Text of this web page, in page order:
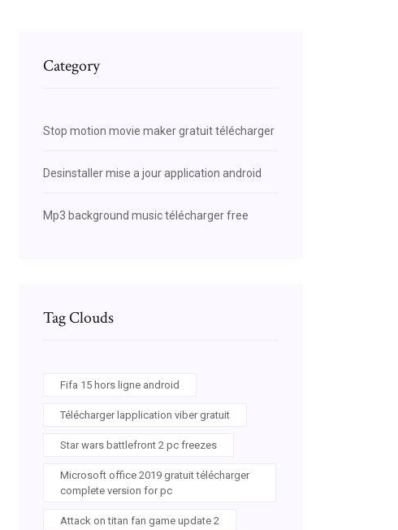
Category
Stop motion movie maker gratuit télécharger
Desinstaller mise a jour application android
Mp3 background music télécharger free
Tag Clouds
Fifa 15 hors ligne android
Télécharger lapplication viber gratuit
Star wars battlefront 2 pc freezes
Microsoft office 2019 gratuit télécharger
complete version for pc
Attack on titan fan game update 2